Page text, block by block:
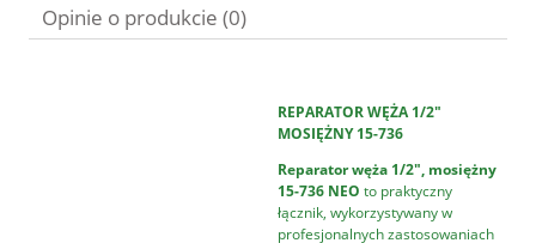
Opinie o produkcie (0)
REPARATOR WĘŻA 1/2"
MOSIĘŻNY 15-736
Reparator węża 1/2", mosiężny
15-736 NEO to praktyczny
łącznik, wykorzystywany w
profesjonalnych zastosowaniach